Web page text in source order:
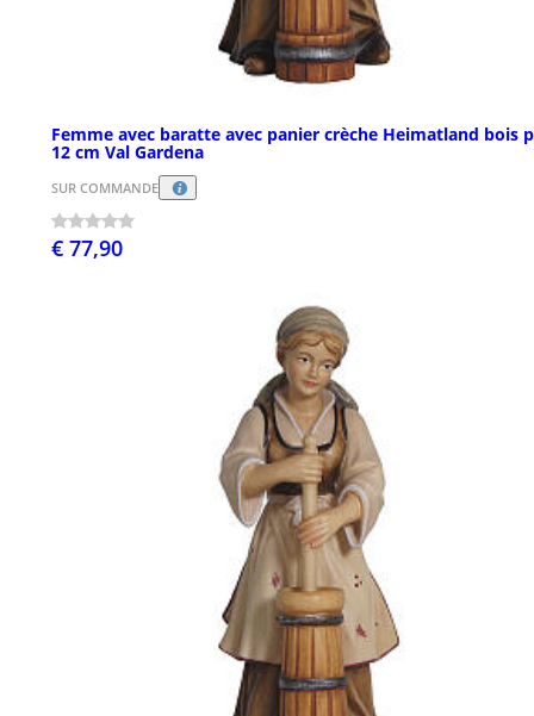
Femme avec baratte avec panier crèche Heimatland bois
12 cm Val Gardena
SUR COMMANDE
€ 77,90